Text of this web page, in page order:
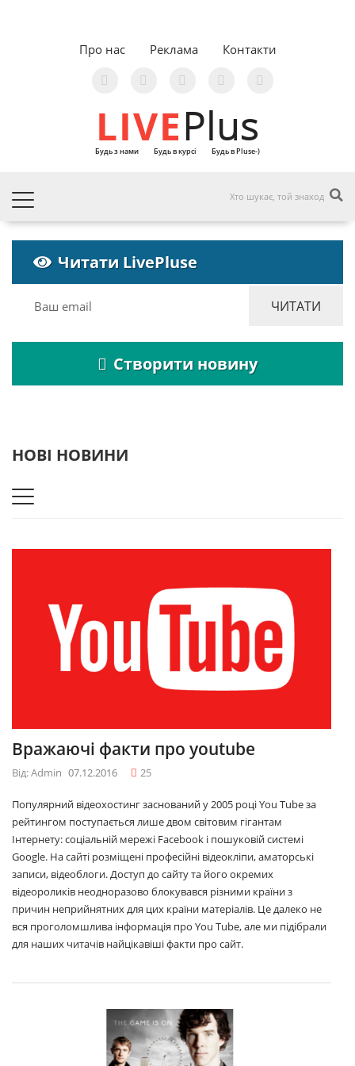
Про нас Реклама Контакти
LIVEPlus
Будь з нами Будь в курсі Будь в Pluse-)
Читати LivePluse
Створити новину
НОВІ НОВИНИ
Вражаючі факти про youtube
Від: Admin 07.12.2016 25
Популярний відеохостинг заснований у 2005 році You Tube за
рейтингом поступається лише двом світовим гігантам
Інтернету: соціальній мережі Facebook і пошуковій системі
Google. На сайті розміщені професійні відеокліпи, аматорські
записи, відеоблоги. Доступ до сайту та його окремих
відеороликів неодноразово блокувався різними країни з
причин неприйнятних для цих країни матеріалів. Це далеко не
вся проголомшлива інформація про You Tube, але ми підібрали
для наших читачів найцікавіші факти про сайт.